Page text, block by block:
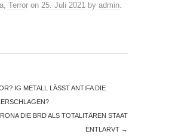
, Terror on 25. Juli 2021 by admin.
IG METALL LÄSST ANTIFA DIE
DIE BRD ALS TOTALITÄREN STAAT
ENTLARVT →